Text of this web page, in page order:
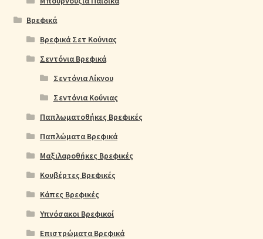
Βρεφικά
Βρεφικά Σετ Κούνιας
Σεντόνια Βρεφικά
Σεντόνια Λίκνου
Σεντόνια Κούνιας
Παπλωματοθήκες Βρεφικές
Παπλώματα Βρεφικά
Μαξιλαροθήκες Βρεφικές
Κουβέρτες Βρεφικές
Κάπες Βρεφικές
Υπνόσακοι Βρεφικοί
Επιστρώματα Βρεφικά